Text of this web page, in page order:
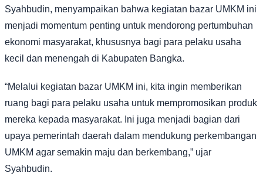
Syahbudin, menyampaikan bahwa kegiatan bazar UMKM ini
menjadi momentum penting untuk mendorong pertumbuhan
ekonomi masyarakat, khususnya bagi para pelaku usaha
kecil dan menengah di Kabupaten Bangka.
“Melalui kegiatan bazar UMKM ini, kita ingin memberikan
ruang bagi para pelaku usaha untuk mempromosikan produk
mereka kepada masyarakat. Ini juga menjadi bagian dari
upaya pemerintah daerah dalam mendukung perkembangan
UMKM agar semakin maju dan berkembang,” ujar
Syahbudin.